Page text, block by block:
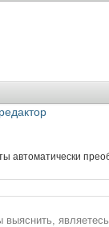
автоматически
выяснить,